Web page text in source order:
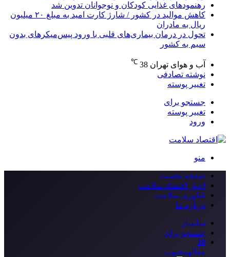
رهنمودهای غذایی کودکان و نوجوانان تدوین شد
کاهش موالید در کشور / شارژ کارت امید به مبلغ ۲۰ میلیون
ریال به مادران
تحول در درمان بیماری‌های قلبی با ورود پیس‌میکرهای بدون
سیم به کشور
آب و هوای تهران 38
℃
نوشته تصادفی
تغییر پوسته
جستجو برای
تغییر پوسته
ورود
منو
صفحه نخست
اخبار اقتصاد سلامت
فناوری سلامت
درباره ما
سایدبار
جستجو برای
10
مقالهمحبوب